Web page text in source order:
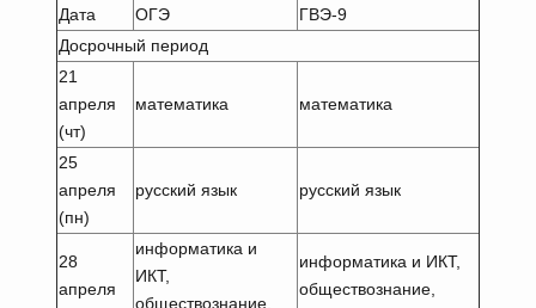
Дата ОГЭ
ГВЭ-9
Досрочный период
21
апреля
(чт)
математика математика
25
апреля
(пн)
русский язык русский язык
28
апреля
информатика и
ИКТ,
обществознание,
информатика и ИКТ,
обществознание,